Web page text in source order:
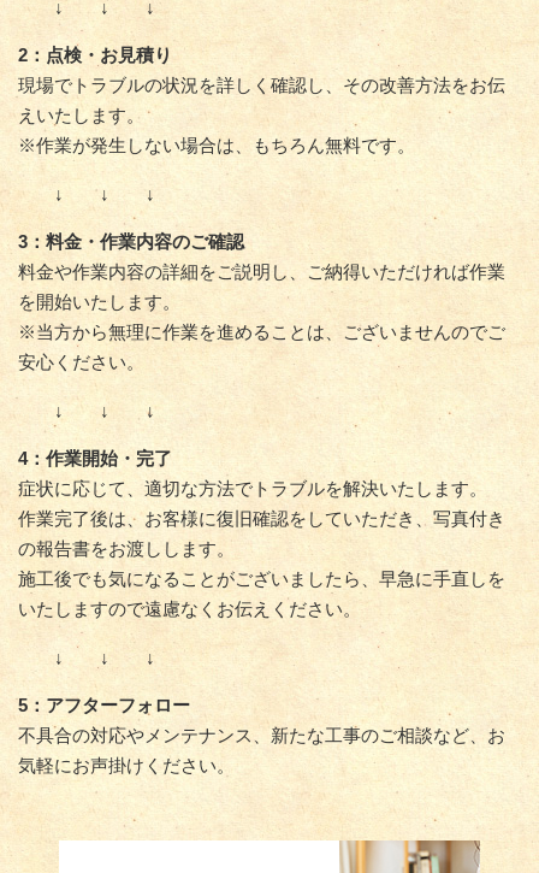
↓ ↓ ↓
2：点検・お見積り
現場でトラブルの状況を詳しく確認し、その改善方法をお伝
えいたします。
※作業が発生しない場合は、もちろん無料です。
↓ ↓ ↓
3：料金・作業内容のご確認
料金や作業内容の詳細をご説明し、ご納得いただければ作業
を開始いたします。
※当方から無理に作業を進めることは、ございませんのでご
安心ください。
↓ ↓ ↓
4：作業開始・完了
症状に応じて、適切な方法でトラブルを解決いたします。
作業完了後は、お客様に復旧確認をしていただき、写真付き
の報告書をお渡しします。
施工後でも気になることがございましたら、早急に手直しを
いたしますので遠慮なくお伝えください。
↓ ↓ ↓
5：アフターフォロー
不具合の対応やメンテナンス、新たな工事のご相談など、お
気軽にお声掛けください。